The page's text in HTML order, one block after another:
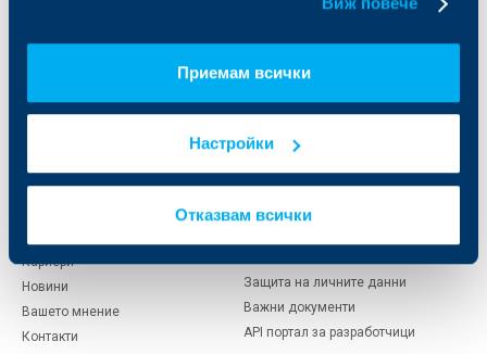
Приемам всички
Настройки
Отказвам всички
Управление
Тарифи и общи условия
Кариери
Новини
Вашето мнение
Контакти
ОББ Асет мениджмънт
ОББ Застрахователен брокер
Продажба на имоти
Защита на личните данни
Важни документи
API портал за разработчици